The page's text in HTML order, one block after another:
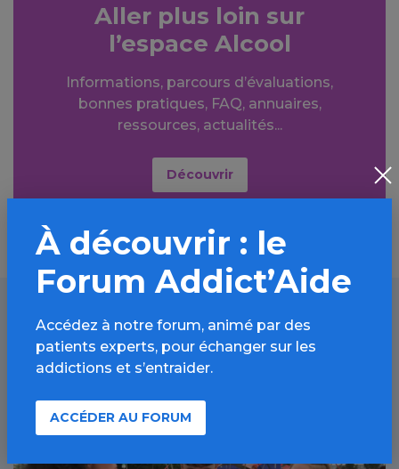
Aller plus loin sur
l’espace Alcool
Informations, parcours d’évaluations,
bonnes pratiques, FAQ, annuaires,
ressources, actualités...
Découvrir
À lire aussi
À découvrir : le
Forum Addict’Aide
Accédez à notre forum, animé par des
patients experts, pour échanger sur les
addictions et s’entraider.
ACCÉDER AU FORUM